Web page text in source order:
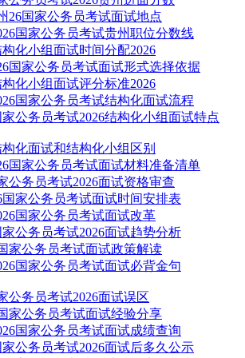
26国家公务员考试面试地点
国家公务员考试贵州职位分数线
化小组面试时间分配2026
国家公务员考试面试形式选择依据
化小组面试评分标准2026
国家公务员考试结构化面试流程
家公务员考试2026结构化小组面试特点
化面试和结构化小组区别
国家公务员考试面试材料准备清单
公务员考试2026面试资格审查
国家公务员考试面试时间安排表
国家公务员考试面试改革
家公务员考试2026面试趋势分析
家公务员考试面试政策解读
国家公务员考试面试必背金句
公务员考试2026面试误区
家公务员考试面试经验分享
国家公务员考试面试成绩查询
家公务员考试2026面试后多久公示